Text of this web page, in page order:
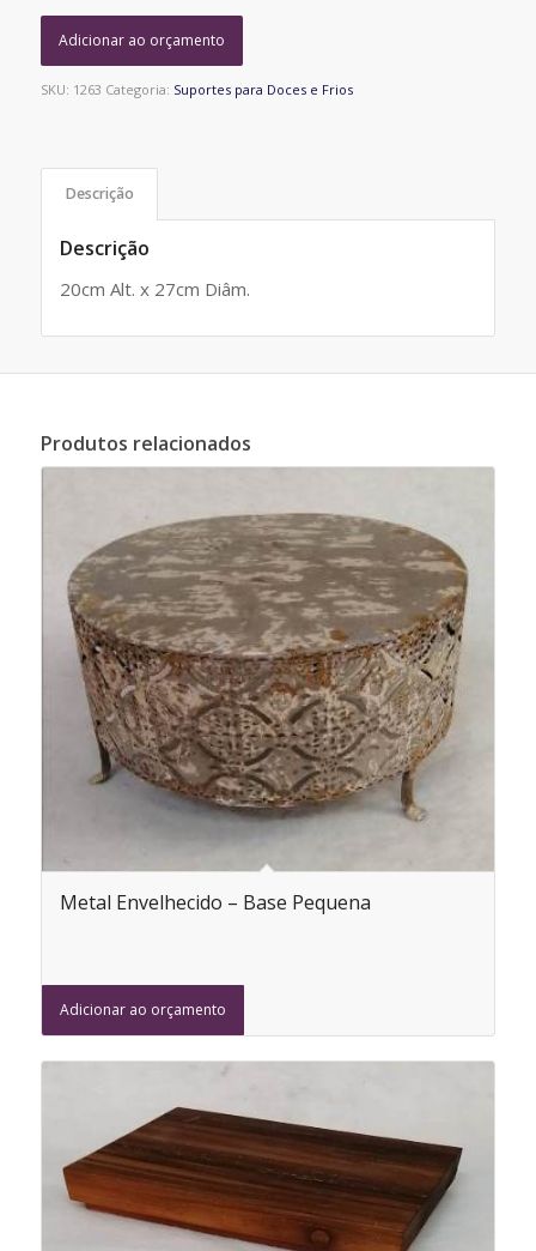
Adicionar ao orçamento
SKU: 1263 Categoria: Suportes para Doces e Frios
Descrição
Descrição
20cm Alt. x 27cm Diâm.
Produtos relacionados
Metal Envelhecido – Base Pequena
Adicionar ao orçamento